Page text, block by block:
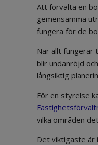
Att förvalta en
gemensamma
fungera för de
När allt fungerar
blir undanröjd
långsiktig
För en styrelse
vilka områden
Det viktigaste är